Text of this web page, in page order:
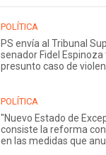
POLÍTICA
PS envía al Tribunal
senador Fidel
presunto caso de
POLÍTICA
"Nuevo Estado de
consiste la reforma
en las medidas que